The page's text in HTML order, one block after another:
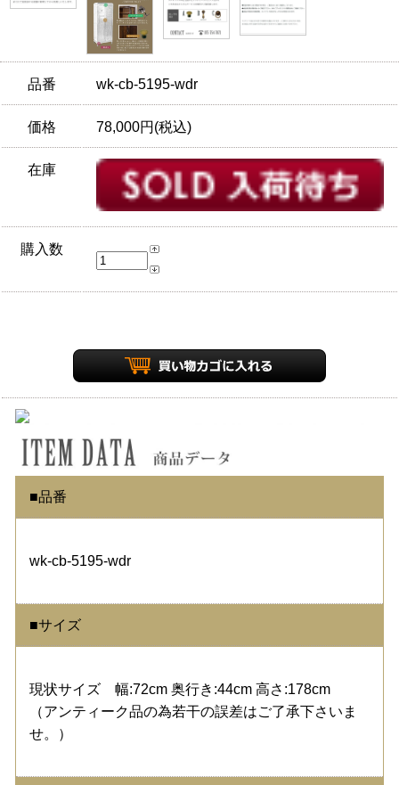
品番 wk-cb-5195-wdr
価格 78,000円(税込)
在庫
購入数
■品番
wk-cb-5195-wdr
■サイズ
現状サイズ 幅:72cm 奥行き:44cm 高さ:178cm
（アンティーク品の為若干の誤差はご了承下さいま
せ。）